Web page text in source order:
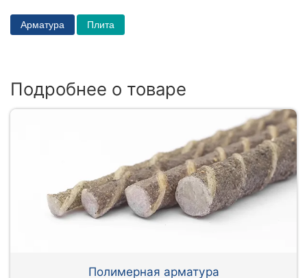
Арматура Плита
Подробнее о товаре
Полимерная арматура